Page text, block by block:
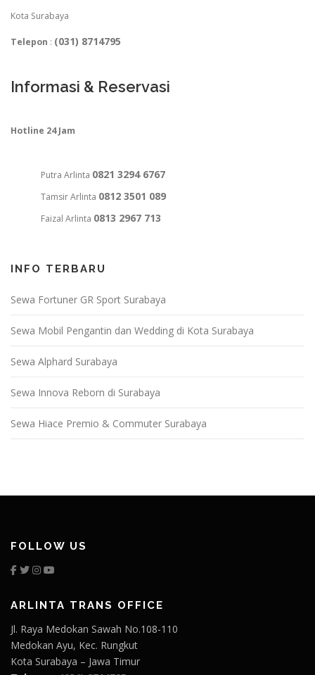
Kota Surabaya
Telepon : (031) 8714795
Informasi & Reservasi
Hotline 24 Jam
Putra Arlinta 0821 3294 6767
Tamsir Arlinta 0812 3501 089
Faizal Arlinta 0813 2967 713
INFO TERBARU
Sewa Fortuner GR Sport Surabaya
Sewa Mobil Pengantin dan Wedding di Kota Surabaya
Sewa Alphard Surabaya
Sewa Innova Reborn di Surabaya
Sewa Hiace Premio & Commuter Surabaya
FOLLOW US
ARLINTA TRANS OFFICE
Jl. Raya Medokan Sawah No.108-110
Medokan Ayu, Kec. Rungkut
Kota Surabaya – Jawa Timur